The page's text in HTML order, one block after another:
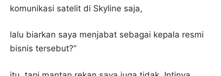
komunikasi satelit di Skyline saja,
lalu biarkan saya menjabat sebagai kepala resmi
bisnis tersebut?”